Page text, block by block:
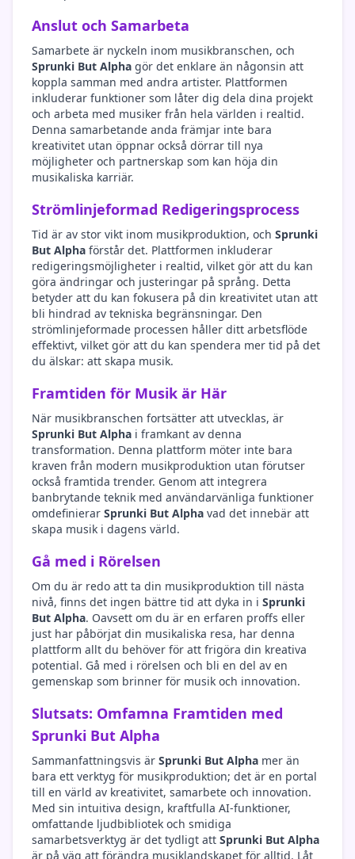
Anslut och Samarbeta
Samarbete är nyckeln inom musikbranschen, och
Sprunki But Alpha gör det enklare än någonsin att
koppla samman med andra artister. Plattformen
inkluderar funktioner som låter dig dela dina projekt
och arbeta med musiker från hela världen i realtid.
Denna samarbetande anda främjar inte bara
kreativitet utan öppnar också dörrar till nya
möjligheter och partnerskap som kan höja din
musikaliska karriär.
Strömlinjeformad Redigeringsprocess
Tid är av stor vikt inom musikproduktion, och Sprunki
But Alpha förstår det. Plattformen inkluderar
redigeringsmöjligheter i realtid, vilket gör att du kan
göra ändringar och justeringar på språng. Detta
betyder att du kan fokusera på din kreativitet utan att
bli hindrad av tekniska begränsningar. Den
strömlinjeformade processen håller ditt arbetsflöde
effektivt, vilket gör att du kan spendera mer tid på det
du älskar: att skapa musik.
Framtiden för Musik är Här
När musikbranschen fortsätter att utvecklas, är
Sprunki But Alpha i framkant av denna
transformation. Denna plattform möter inte bara
kraven från modern musikproduktion utan förutser
också framtida trender. Genom att integrera
banbrytande teknik med användarvänliga funktioner
omdefinierar Sprunki But Alpha vad det innebär att
skapa musik i dagens värld.
Gå med i Rörelsen
Om du är redo att ta din musikproduktion till nästa
nivå, finns det ingen bättre tid att dyka in i Sprunki
But Alpha. Oavsett om du är en erfaren proffs eller
just har påbörjat din musikaliska resa, har denna
plattform allt du behöver för att frigöra din kreativa
potential. Gå med i rörelsen och bli en del av en
gemenskap som brinner för musik och innovation.
Slutsats: Omfamna Framtiden med
Sprunki But Alpha
Sammanfattningsvis är Sprunki But Alpha mer än
bara ett verktyg för musikproduktion; det är en portal
till en värld av kreativitet, samarbete och innovation.
Med sin intuitiva design, kraftfulla AI-funktioner,
omfattande ljudbibliotek och smidiga
samarbetsverktyg är det tydligt att Sprunki But Alpha
är på väg att förändra musiklandskapet för alltid. Låt